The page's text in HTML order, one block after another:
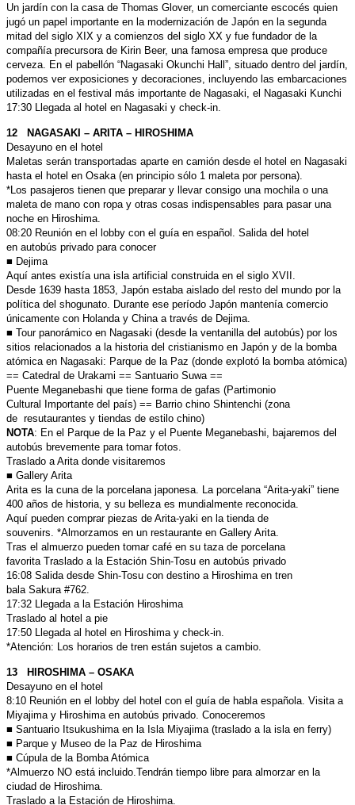
Un jardín con la casa de Thomas Glover, un comerciante escocés quien
jugó un papel importante en la modernización de Japón en la segunda
mitad del siglo XIX y a comienzos del siglo XX y fue fundador de la
compañía precursora de Kirin Beer, una famosa empresa que produce
cerveza. En el pabellón “Nagasaki Okunchi Hall”, situado dentro del jardín,
podemos ver exposiciones y decoraciones, incluyendo las embarcaciones
utilizadas en el festival más importante de Nagasaki, el Nagasaki Kunchi
17:30 Llegada al hotel en Nagasaki y check-in.
12 NAGASAKI – ARITA – HIROSHIMA
Desayuno en el hotel
Maletas serán transportadas aparte en camión desde el hotel en Nagasaki
hasta el hotel en Osaka (en principio sólo 1 maleta por persona).
*Los pasajeros tienen que preparar y llevar consigo una mochila o una
maleta de mano con ropa y otras cosas indispensables para pasar una
noche en Hiroshima.
08:20 Reunión en el lobby con el guía en español. Salida del hotel
en autobús privado para conocer
■ Dejima
Aquí antes existía una isla artificial construida en el siglo XVII.
Desde 1639 hasta 1853, Japón estaba aislado del resto del mundo por la
política del shogunato. Durante ese período Japón mantenía comercio
únicamente con Holanda y China a través de Dejima.
■ Tour panorámico en Nagasaki (desde la ventanilla del autobús) por los
sitios relacionados a la historia del cristianismo en Japón y de la bomba
atómica en Nagasaki: Parque de la Paz (donde explotó la bomba atómica)
== Catedral de Urakami == Santuario Suwa ==
Puente Meganebashi que tiene forma de gafas (Partimonio
Cultural Importante del país) == Barrio chino Shintenchi (zona
de resutaurantes y tiendas de estilo chino)
NOTA: En el Parque de la Paz y el Puente Meganebashi, bajaremos del
autobús brevemente para tomar fotos.
Traslado a Arita donde visitaremos
■ Gallery Arita
Arita es la cuna de la porcelana japonesa. La porcelana “Arita-yaki” tiene
400 años de historia, y su belleza es mundialmente reconocida.
Aquí pueden comprar piezas de Arita-yaki en la tienda de
souvenirs. *Almorzamos en un restaurante en Gallery Arita.
Tras el almuerzo pueden tomar café en su taza de porcelana
favorita Traslado a la Estación Shin-Tosu en autobús privado
16:08 Salida desde Shin-Tosu con destino a Hiroshima en tren
bala Sakura #762.
17:32 Llegada a la Estación Hiroshima
Traslado al hotel a pie
17:50 Llegada al hotel en Hiroshima y check-in.
*Atención: Los horarios de tren están sujetos a cambio.
13 HIROSHIMA – OSAKA
Desayuno en el hotel
8:10 Reunión en el lobby del hotel con el guía de habla española. Visita a
Miyajima y Hiroshima en autobús privado. Conoceremos
■ Santuario Itsukushima en la Isla Miyajima (traslado a la isla en ferry)
■ Parque y Museo de la Paz de Hiroshima
■ Cúpula de la Bomba Atómica
*Almuerzo NO está incluido.Tendrán tiempo libre para almorzar en la
ciudad de Hiroshima.
Traslado a la Estación de Hiroshima.